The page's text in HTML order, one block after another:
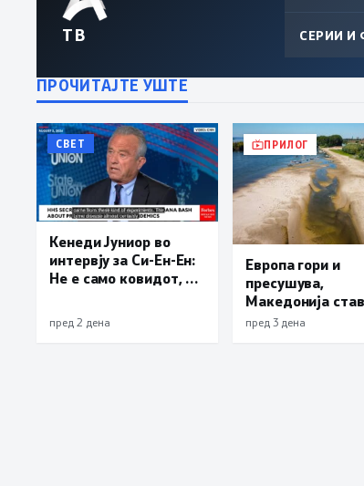
ТВ СЕРИИ
ПРОЧИТАЈТЕ УШТЕ
СВЕТ
Кенеди Јуниор во
интервју за Си-Ен-Ен:
Не е само ковидот, и
респираторниот
синцицијален вирус
пред 2 дена
ПРИЛОГ
Европа гори и
пресушува,
Македонија
во обрач:
пред 3 дена